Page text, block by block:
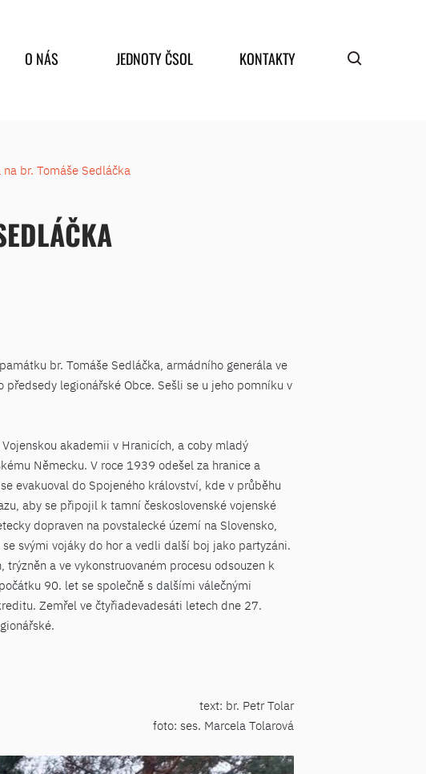
O NÁS JEDNOTY ČSOL KONTAKTY
br. Tomáše Sedláčka
br. Tomáše Sedláčka, armádního generála ve
legionářské Obce. Sešli se u jeho pomníku v
akademii v Hranicích, a coby mladý
Německu. V roce 1939 odešel za hranice a
evakuoval do Spojeného království, kde v průběhu
aby se připojil k tamní československé vojenské
dopraven na povstalecké území na Slovensko,
svými vojáky do hor a vedli další boj jako partyzáni.
a ve vykonstruovaném procesu odsouzen k
90. let se společně s dalšími válečnými
Zemřel ve čtyřiadevadesáti letech dne 27.
text: br. Petr Tolar
foto: ses. Marcela Tolarová